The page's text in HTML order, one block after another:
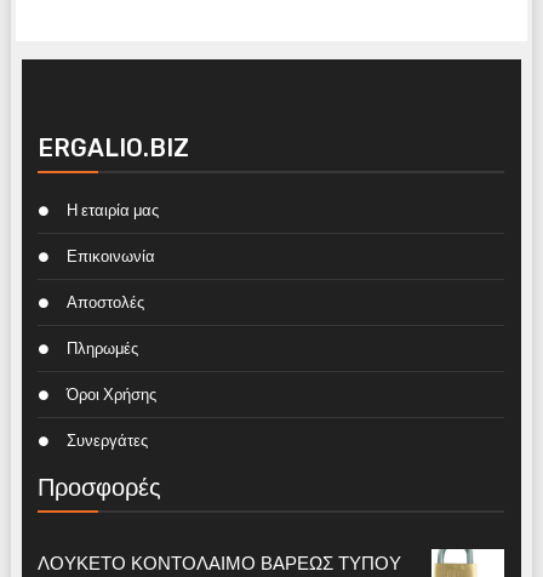
ERGALIO.BIZ
Η εταιρία μας
Επικοινωνία
Αποστολές
Πληρωμές
Όροι Χρήσης
Συνεργάτες
Προσφορές
ΛΟΥΚΕΤΟ ΚΟΝΤΟΛΑΙΜΟ ΒΑΡΕΩΣ ΤΥΠΟΥ